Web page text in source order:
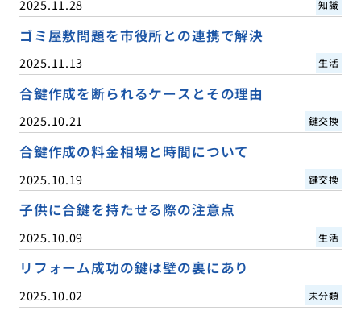
2025.11.28 知識
ゴミ屋敷問題を市役所との連携で解決
2025.11.13 生活
合鍵作成を断られるケースとその理由
2025.10.21 鍵交換
合鍵作成の料金相場と時間について
2025.10.19 鍵交換
子供に合鍵を持たせる際の注意点
2025.10.09 生活
リフォーム成功の鍵は壁の裏にあり
2025.10.02 未分類